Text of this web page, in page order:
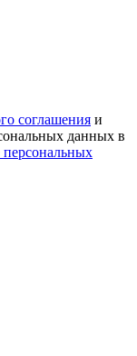
соглашения и
данных в